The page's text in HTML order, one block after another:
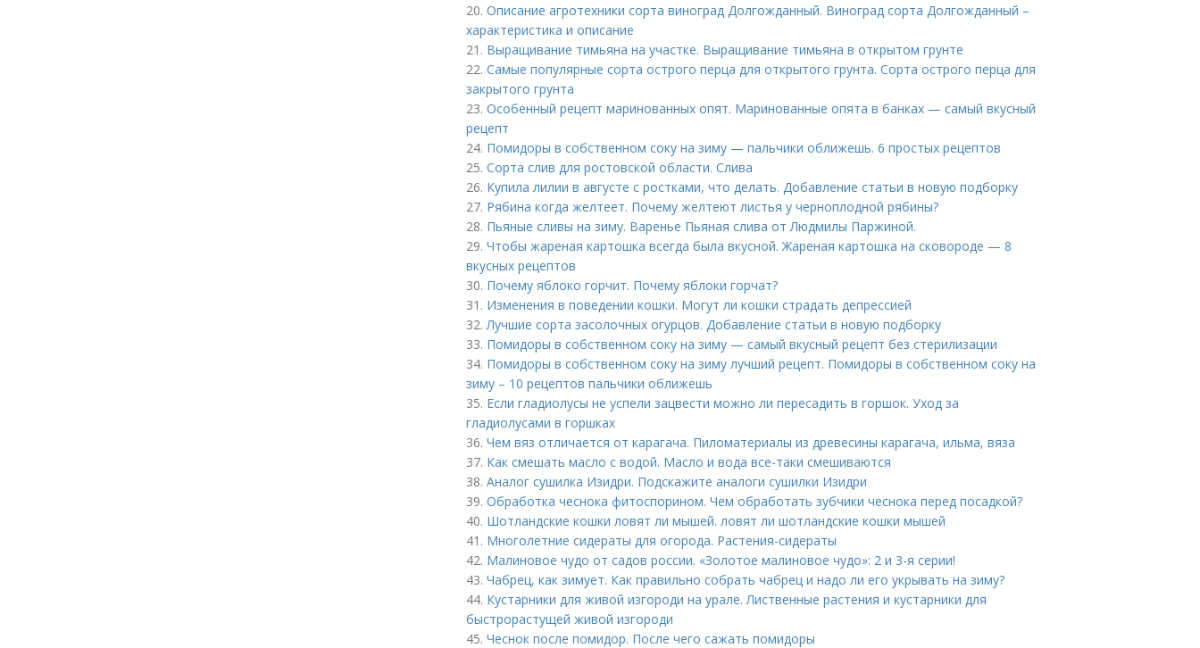
20. Описание агротехники сорта виноград Долгожданный. Виноград сорта Долгожданный –
характеристика и описание
21. Выращивание тимьяна на участке. Выращивание тимьяна в открытом грунте
22. Самые популярные сорта острого перца для открытого грунта. Сорта острого перца для
закрытого грунта
23. Особенный рецепт маринованных опят. Маринованные опята в банках — самый вкусный
рецепт
24. Помидоры в собственном соку на зиму — пальчики оближешь. 6 простых рецептов
25. Сорта слив для ростовской области. Слива
26. Купила лилии в августе с ростками, что делать. Добавление статьи в новую подборку
27. Рябина когда желтеет. Почему желтеют листья у черноплодной рябины?
28. Пьяные сливы на зиму. Варенье Пьяная слива от Людмилы Паржиной.
29. Чтобы жареная картошка всегда была вкусной. Жареная картошка на сковороде — 8
вкусных рецептов
30. Почему яблоко горчит. Почему яблоки горчат?
31. Изменения в поведении кошки. Могут ли кошки страдать депрессией
32.Лучшие сорта засолочных огурцов. Добавление статьи в новую подборку
33. Помидоры в собственном соку на зиму — самый вкусный рецепт без стерилизации
34. Помидоры в собственном соку на зиму лучший рецепт. Помидоры в собственном соку на
зиму – 10 рецептов пальчики оближешь
35. Если гладиолусы не успели зацвести можно ли пересадить в горшок. Уход за
гладиолусами в горшках
36. Чем вяз отличается от карагача. Пиломатериалы из древесины карагача, ильма, вяза
37. Как смешать масло с водой. Масло и вода все-таки смешиваются
38. Аналог сушилка Изидри. Подскажите аналоги сушилки Изидри
39. Обработка чеснока фитоспорином. Чем обработать зубчики чеснока перед посадкой?
40. Шотландские кошки ловят ли мышей. ловят ли шотландские кошки мышей
41. Многолетние сидераты для огорода. Растения-сидераты
42. Малиновое чудо от садов россии. «Золотое малиновое чудо»: 2 и 3-я серии!
43. Чабрец, как зимует. Как правильно собрать чабрец и надо ли его укрывать на зиму?
44. Кустарники для живой изгороди на урале. Лиственные растения и кустарники для
быстрорастущей живой изгороди
45. Чеснок после помидор. После чего сажать помидоры